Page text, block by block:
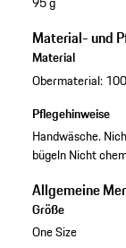
Material- und
Material
Obermaterial:
Pflegehinweise
Handwäsche.
bügeln Nicht
Allgemeine
Größe
One Size